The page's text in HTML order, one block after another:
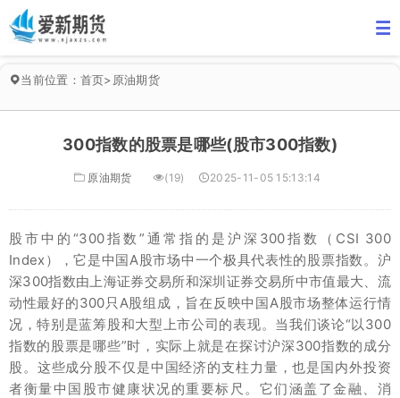
当前位置： 首页> 原油期货
300指数的股票是哪些(股市300指数)
原油期货 (19) 2025-11-05 15:13:14
股市中的“300指数”通常指的是沪深300指数（CSI 300
Index），它是中国A股市场中一个极具代表性的股票指数。沪
深300指数由上海证券交易所和深圳证券交易所中市值最大、流
动性最好的300只A股组成，旨在反映中国A股市场整体运行情
况，特别是蓝筹股和大型上市公司的表现。当我们谈论“以300
指数的股票是哪些”时，实际上就是在探讨沪深300指数的成分
股。这些成分股不仅是中国经济的支柱力量，也是国内外投资
者衡量中国股市健康状况的重要标尺。它们涵盖了金融、消